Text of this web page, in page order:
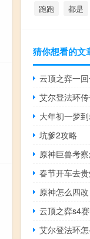
跑跑 都是
猜你想看的文
云顶之弈一
艾尔登法环
大年初一梦
坑爹2攻略
原神巨兽考
春节开车去
原神怎么四改
云顶之弈s4
艾尔登法环